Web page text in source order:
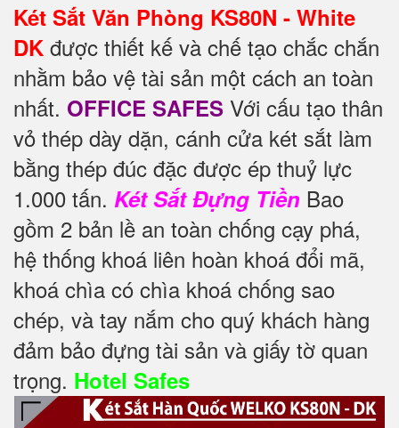
Két Sắt Văn Phòng KS80N - White
DK được thiết kế và chế tạo chắc chắn
nhằm bảo vệ tài sản một cách an toàn
nhất. OFFICE SAFES Với cấu tạo thân
vỏ thép dày dặn, cánh cửa két sắt làm
bằng thép đúc đặc được ép thuỷ lực
1.000 tấn. Két Sắt Đựng Tiền Bao
gồm 2 bản lề an toàn chống cạy phá,
hệ thống khoá liên hoàn khoá đổi mã,
khoá chìa có chìa khoá chống sao
chép, và tay nắm cho quý khách hàng
đảm bảo đựng tài sản và giấy tờ quan
trọng. Hotel Safes